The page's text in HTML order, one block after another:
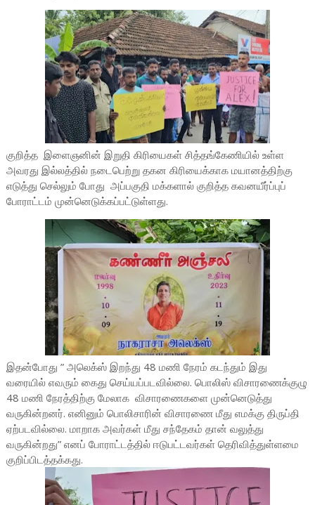
குறித்த இளைஞனின் இறுதி கிரியைகள் சித்தங்கேணியில் உள்ள
அவரது இல்லத்தில் நடைபெற்று தகன கிரியைக்காக மயானத்திற்கு
எடுத்து செல்லும் போது அப்பகுதி மக்களால் குறித்த கவனயீர்ப்புப்
போராட்டம் முன்னெடுக்கப்பட்டுள்ளது.
இதன்போது ” அலெக்ஸ் இறந்து 48 மணி நேரம் கடந்தும் இது
வரையில் எவரும் கைது செய்யப்படவில்லை. பொலிஸ் விசாரணைக்குழு
48 மணி நேரத்திற்கு மேலாக விசாரணைகளை முன்னெடுத்து
வருகின்றனர். எனினும் பொலிசாரின் விசாரணை மீது எமக்கு திருப்தி
ஏற்படவில்லை. மாறாக அவர்கள் மீது சந்தேகம் தான் வலுத்து
வருகின்றது” எனப் போராட்டத்தில் ஈடுபட்டவர்கள் தெரிவித்துள்ளமை
குறிப்பிடத்தக்கது.